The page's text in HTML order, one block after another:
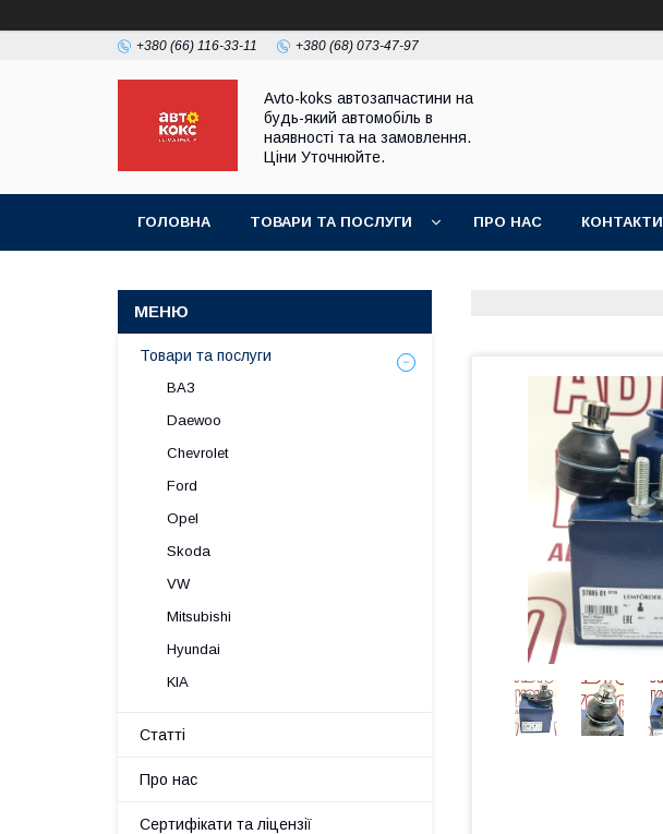
+380 (66) 116-33-11 +380 (68) 073-47-97
Avto-koks автозапчастини на
будь-який автомобіль в
наявності та на замовлення.
Ціни Уточнюйте.
ГОЛОВНА ТОВАРИ ТА ПОСЛУГИ ПРО НАС КОНТАКТИ
Товари та послуги
ВАЗ
Daewoo
Chevrolet
Ford
Opel
Skoda
VW
Mitsubishi
Hyundai
KIA
Статті
Про нас
Сертифікати та ліцензії